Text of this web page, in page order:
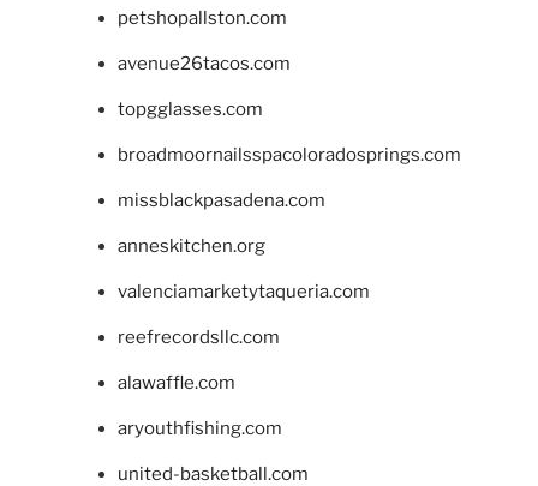
petshopallston.com
avenue26tacos.com
topgglasses.com
broadmoornailsspacoloradosprings.com
missblackpasadena.com
anneskitchen.org
valenciamarketytaqueria.com
reefrecordsllc.com
alawaffle.com
aryouthfishing.com
united-basketball.com